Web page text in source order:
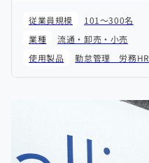
従業員規模
101～300名
業種
流通・卸売・小売
使用製品
勤怠管理 労務HR